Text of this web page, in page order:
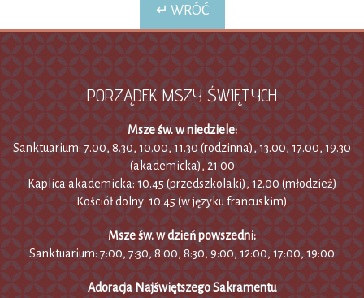
↵ WRÓĆ
PORZĄDEK MSZY ŚWIĘTYCH
Msze św. w niedziele:
Sanktuarium: 7.00, 8.30, 10.00, 11.30 (rodzinna), 13.00, 17.00, 19.30
(akademicka), 21.00
Kaplica akademicka: 10.45 (przedszkolaki), 12.00 (młodzież)
Kościół dolny: 10.45 (w języku francuskim)
Msze św. w dzień powszedni:
Sanktuarium: 7:00, 7:30, 8:00, 8:30, 9:00, 12:00, 17:00, 19:00
Adoracja Najświętszego Sakramentu